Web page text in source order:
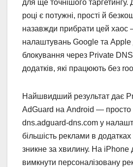
для ще точнішого
році є потужні, прості й
назавжди прибрати цей хаос
налаштувань Google та Apple
блокування через Private DNS
додатків, які працюють без
Найшвидший результат дає
AdGuard на Android — просто
dns.adguard-dns.com у
більшість реклами в
зникне за хвилину. На iPhone
вимкнути персоналізовану